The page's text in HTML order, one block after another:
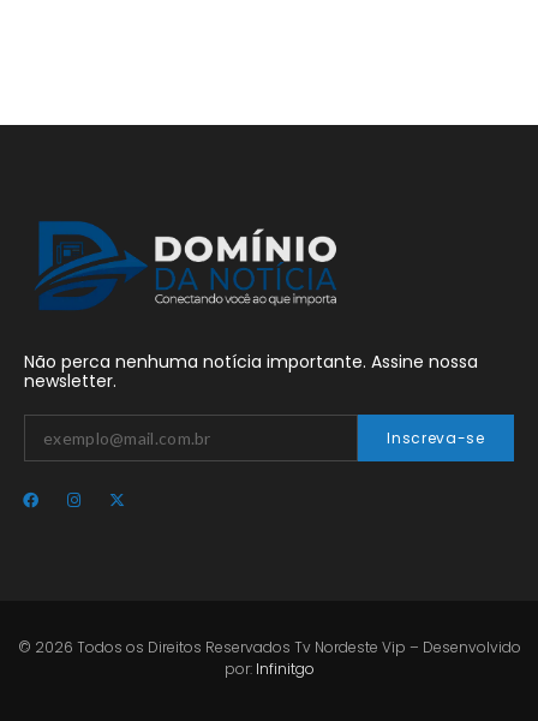
Não perca nenhuma notícia importante. Assine nossa
newsletter.
Inscreva-se
© 2026 Todos os Direitos Reservados Tv Nordeste Vip – Desenvolvido
por: Infinitgo